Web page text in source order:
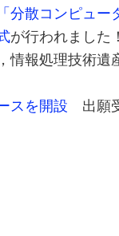
「分散コンピュ
が行われました
情報処理技術遺
スを開設 出願